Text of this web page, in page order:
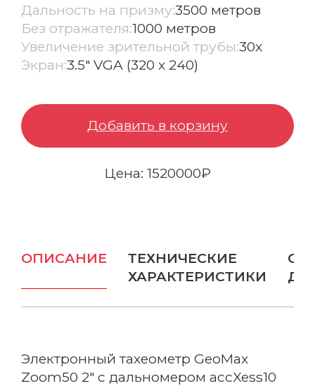
Бампер защитный
Отражатели и цели
Вехи
ОПТИЧЕСКИЕ РЕШЕНИЯ
Аэрофотокамеры
Тахеометры
Весь каталог
Дальность на призму:3500 метров
Без отражателя:1000 метров
Увеличение зрительной трубы:30x
Экран:3.5" VGA (320 x 240)
Добавить в корзину
Цена: 1520000₽
ОПИСАНИЕ
ТЕХНИЧЕСКИЕ
ХАРАКТЕРИСТИКИ
Электронный тахеометр GeoMax
Zoom50 2″ c дальномером accXess10